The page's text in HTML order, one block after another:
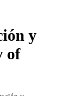
y
of